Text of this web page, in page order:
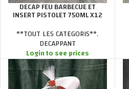
DECAP FEU BARBECUE ET
INSERT PISTOLET 750ML X12
**TOUT LES CATEGORIS**,
DECAPPANT
Login to see prices